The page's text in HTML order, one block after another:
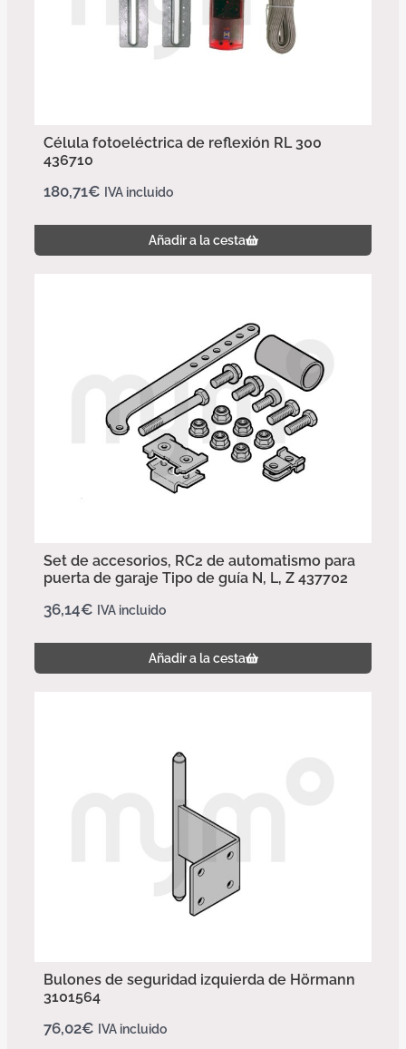
Célula fotoeléctrica de reflexión RL 300
436710
180,71€ IVA incluido
Añadir a la cesta
Set de accesorios, RC2 de automatismo para
puerta de garaje Tipo de guía N, L, Z 437702
36,14€ IVA incluido
Añadir a la cesta
Bulones de seguridad izquierda de Hörmann
3101564
76,02€ IVA incluido